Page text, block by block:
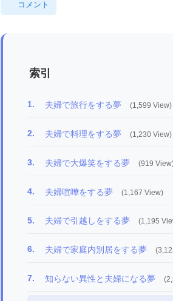
コメント
索引
1. 夫婦で旅行をする夢 (1,599 View)
2. 夫婦で料理をする夢 (1,230 View)
3. 夫婦で大爆笑をする夢 (919
4. 夫婦喧嘩をする夢 (1,167 View)
5. 夫婦で引越しをする夢 (1,195
6. 夫婦で家庭内別居をする夢
7. 知らない異性と夫婦になる夢